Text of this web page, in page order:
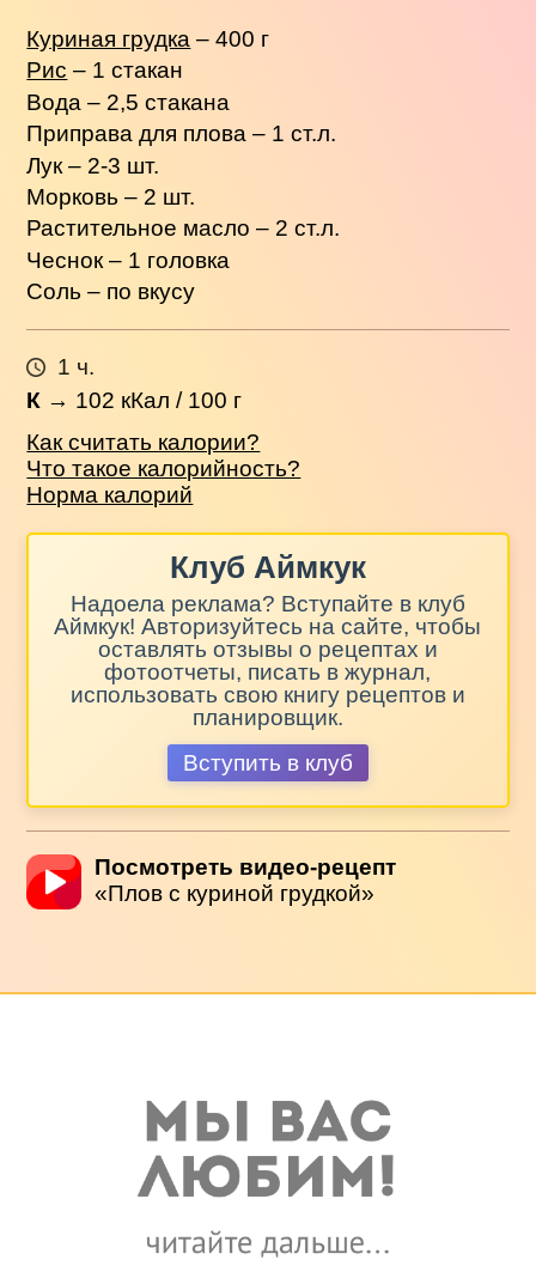
Куриная грудка – 400 г
Рис – 1 стакан
Вода – 2,5 стакана
Приправа для плова – 1 ст.л.
Лук – 2-3 шт.
Морковь – 2 шт.
Растительное масло – 2 ст.л.
Чеснок – 1 головка
Соль – по вкусу
1 ч.
К → 102 кКал / 100 г
Как считать калории?
Что такое калорийность?
Норма калорий
Клуб Аймкук
Надоела реклама? Вступайте в клуб
Аймкук! Авторизуйтесь на сайте, чтобы
оставлять отзывы о рецептах и
фотоотчеты, писать в журнал,
использовать свою книгу рецептов и
планировщик.
Вступить в клуб
Посмотреть видео-рецепт
«Плов с куриной грудкой»